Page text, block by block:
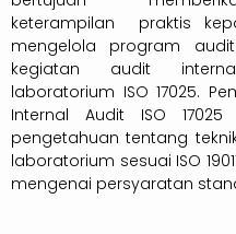
keterampilan praktis
mengelola program
kegiatan audit
laboratorium ISO 17025.
Internal Audit ISO
pengetahuan tentang
laboratorium sesuai ISO
mengenai persyaratan